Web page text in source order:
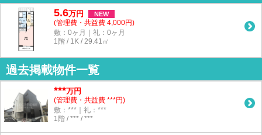
5.6万円 NEW
(管理費・共益費 4,000円)
敷：0ヶ月｜礼：0ヶ月
1階 / 1K / 29.41㎡
過去掲載物件一覧
***万円
(管理費・共益費 ***円)
敷：***｜礼：***
1階 / *** / ***